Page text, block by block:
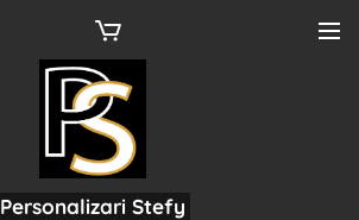
Personalizari Stefy